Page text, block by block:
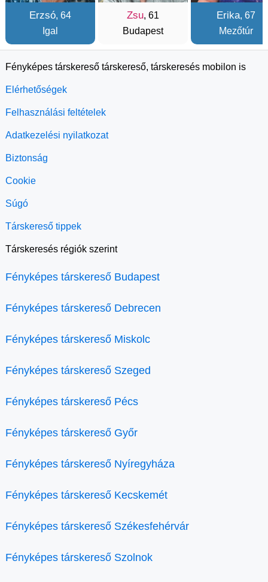
Erzsó, 64
Igal
Zsu, 61
Budapest
Erika, 67
Mezőtúr
Fényképes társkereső társkereső, társkeresés mobilon is
Elérhetőségek
Felhasználási feltételek
Adatkezelési nyilatkozat
Biztonság
Cookie
Súgó
Társkereső tippek
Társkeresés régiók szerint
Fényképes társkereső Budapest
Fényképes társkereső Debrecen
Fényképes társkereső Miskolc
Fényképes társkereső Szeged
Fényképes társkereső Pécs
Fényképes társkereső Győr
Fényképes társkereső Nyíregyháza
Fényképes társkereső Kecskemét
Fényképes társkereső Székesfehérvár
Fényképes társkereső Szolnok